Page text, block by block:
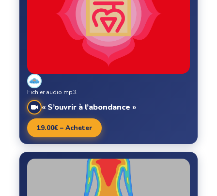
« S’ouvrir à l’abondance »
Fichier audio mp3.
19.00€ – Acheter